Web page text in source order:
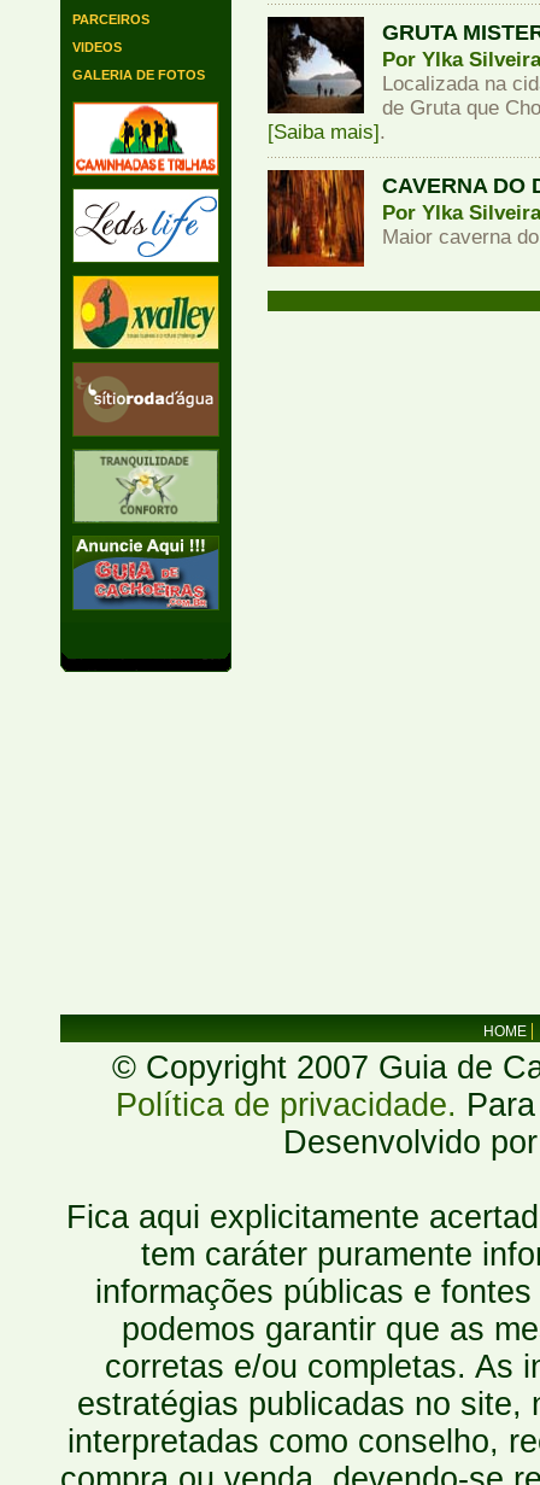
PARCEIROS
VIDEOS
GALERIA DE FOTOS
GRUTA
Por Ylka Silveira
Localizada na
de Gruta que
[Saiba mais].
CAVERNA DO
Por Ylka Silveira
Maior caverna
HOME
© Copyright 2007 Guia de
Política de privacidade.
Desenvolvido
Fica aqui explicitamente
tem caráter puramente
informações públicas e
podemos garantir que as
corretas e/ou completas. As
estratégias publicadas no site,
interpretadas como conselho,